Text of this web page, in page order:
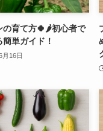
の育て方🍀🌶️初心者で
簡単ガイド！
月16日